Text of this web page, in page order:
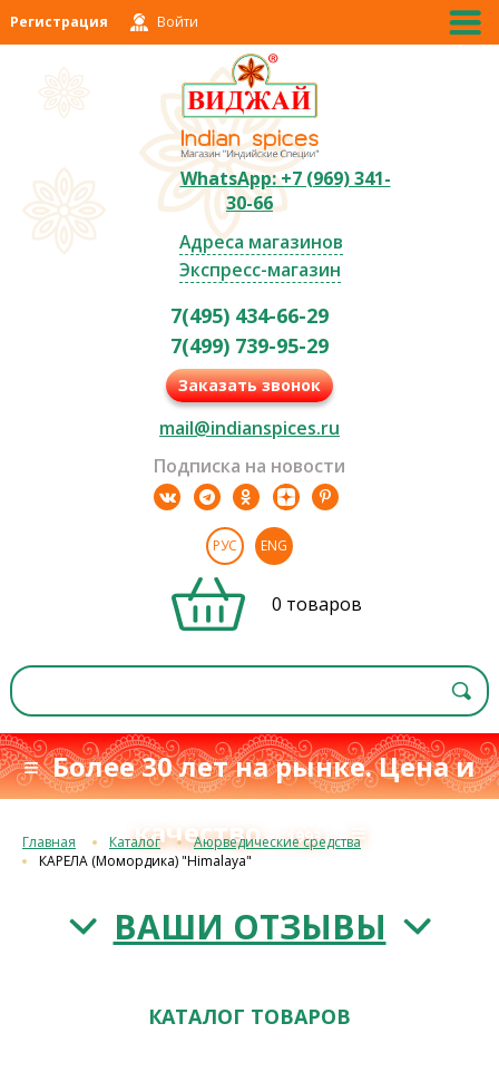
Регистрация Войти
WhatsApp: +7 (969) 341-
30-66
Адреса магазинов
Экспресс-магазин
7(495) 434-66-29
7(499) 739-95-29
Заказать звонок
mail@indianspices.ru
Подписка на новости
РУС ENG
0 товаров
≡ Более 30 лет на рынке. Цена и
качествос 1993 г.≡
Главная Каталог
Аюрведические средства
КАРЕЛА (Момордика) "Himalaya"
ВАШИ ОТЗЫВЫ
КАТАЛОГ ТОВАРОВ